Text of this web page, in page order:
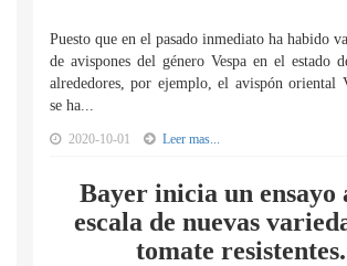
Puesto que en el pasado inmediato ha habido
de avispones del género Vespa en el estado
alrededores, por ejemplo, el avispón oriental
se ha...
2020-10-01 Leer mas...
Bayer inicia un ensayo
escala de nuevas
tomate